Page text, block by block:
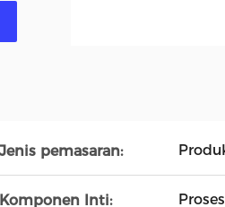
Jenis pemasaran:
Komponen Inti: